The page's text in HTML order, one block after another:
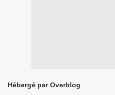
Hébergé par Overblog